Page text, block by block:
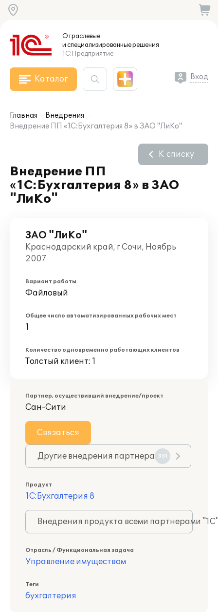
Отраслевые
и специализированныерешения
1С:Предприятие
Каталог Вход
Главная
Внедрения
Внедрение ПП «1С:Бухгалтерия 8» в ЗАО "ЛиКо"
Внедрение ПП
«1С:Бухгалтерия 8» в ЗАО
"ЛиКо"
К списку
ЗАО "ЛиКо"
Краснодарский край, г Сочи, Ноябрь
2007
Вариант работы
Файловый
Общее число автоматизированных рабочих мест
1
Количество одновременно работающих клиентов
Толстый клиент: 1
Партнер, осуществивший внедрение/проект
Сан-Сити
Связаться
Другие внедрения партнера 351
Продукт
1С:Бухгалтерия 8
Внедрения продукта всеми партнерами
Отрасль / Функциональная задача
Управление имуществом
Теги
бухгалтерия